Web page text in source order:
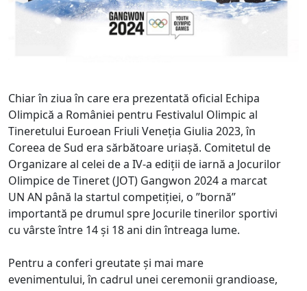
Chiar în ziua în care era prezentată oficial Echipa
Olimpică a României pentru Festivalul Olimpic al
Tineretului Euroean Friuli Veneția Giulia 2023, în
Coreea de Sud era sărbătoare uriașă. Comitetul de
Organizare al celei de a IV-a ediții de iarnă a Jocurilor
Olimpice de Tineret (JOT) Gangwon 2024 a marcat
UN AN până la startul competiției, o ”bornă”
importantă pe drumul spre Jocurile tinerilor sportivi
cu vârste între 14 și 18 ani din întreaga lume.
Pentru a conferi greutate și mai mare
evenimentului, în cadrul unei ceremonii grandioase,